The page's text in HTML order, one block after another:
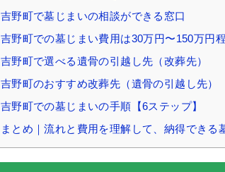
吉野町で墓じまいの相談ができる窓口
吉野町での墓じまい費用は30万円〜150万円
吉野町で選べる遺骨の引越し先（改葬先）
吉野町のおすすめ改葬先（遺骨の引越し先）
吉野町での墓じまいの手順【6ステップ】
まとめ｜流れと費用を理解して、納得できる